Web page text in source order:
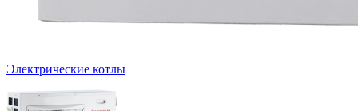
Электрические котлы